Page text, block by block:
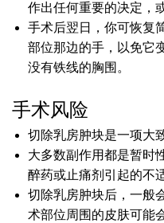
作出任何重要的决定，
手术后翌日，你可恢复
部位那边的手，以免它
没有铁线的胸围。
手术风险
切除乳房肿块是一项大
大多数副作用都是暂时
醉药或止痛剂引起的不适
切除乳房肿块后，一般
术部位周围的皮肤可能